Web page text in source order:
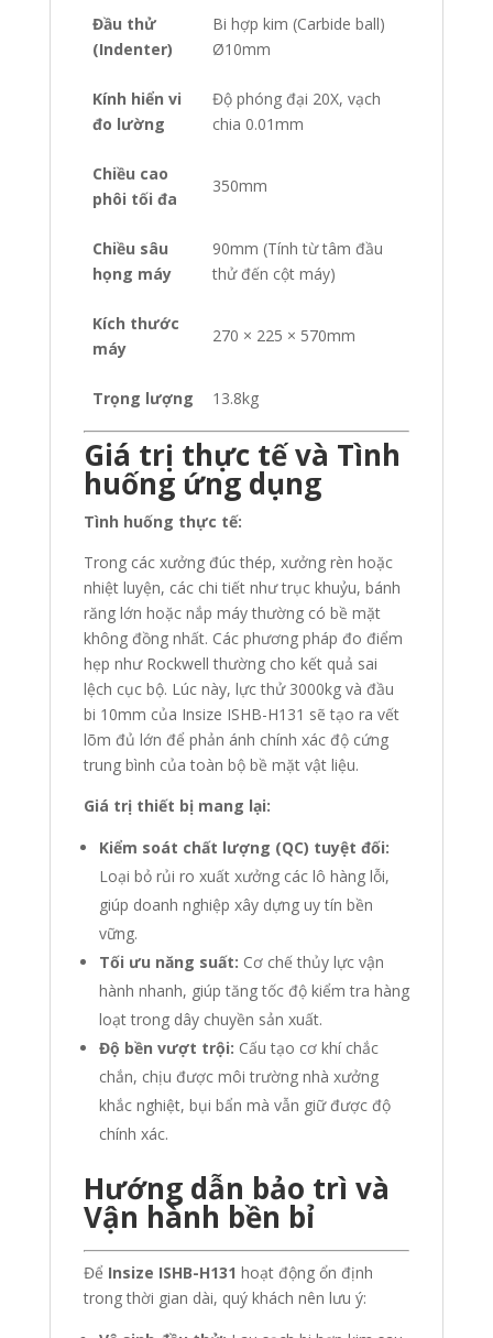
Đầu thử
(Indenter)
Bi hợp kim (Carbide ball)
Ø10mm
Kính hiển vi
đo lường
Độ phóng đại 20X, vạch
chia 0.01mm
Chiều cao
phôi tối đa
350mm
Chiều sâu
họng máy
90mm (Tính từ tâm đầu
thử đến cột máy)
Kích thước
máy
270 × 225 × 570mm
Trọng lượng 13.8kg
Giá trị thực tế và Tình
huống ứng dụng
Tình huống thực tế:
Trong các xưởng đúc thép, xưởng rèn hoặc
nhiệt luyện, các chi tiết như trục khuỷu, bánh
răng lớn hoặc nắp máy thường có bề mặt
không đồng nhất. Các phương pháp đo điểm
hẹp như Rockwell thường cho kết quả sai
lệch cục bộ. Lúc này, lực thử 3000kg và đầu
bi 10mm của Insize ISHB-H131 sẽ tạo ra vết
lõm đủ lớn để phản ánh chính xác độ cứng
trung bình của toàn bộ bề mặt vật liệu.
Giá trị thiết bị mang lại:
Kiểm soát chất lượng (QC) tuyệt đối:
Loại bỏ rủi ro xuất xưởng các lô hàng lỗi,
giúp doanh nghiệp xây dựng uy tín bền
vững.
Tối ưu năng suất: Cơ chế thủy lực vận
hành nhanh, giúp tăng tốc độ kiểm tra hàng
loạt trong dây chuyền sản xuất.
Độ bền vượt trội: Cấu tạo cơ khí chắc
chắn, chịu được môi trường nhà xưởng
khắc nghiệt, bụi bẩn mà vẫn giữ được độ
chính xác.
Hướng dẫn bảo trì và
Vận hành bền bỉ
Để Insize ISHB-H131 hoạt động ổn định
trong thời gian dài, quý khách nên lưu ý: